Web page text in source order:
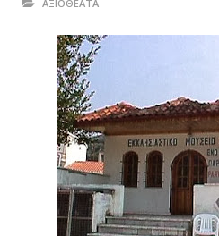
ΗΠΕΙΡΟΣ
ΠΡΕΒΕΖΑ
ΑΡΤΑ
ΙΩΑΝΝΙΝΑ
ΘΕΣΠΡΩΤΙΑ
ΙΟΝΙΑ ΝΗΣΙΑ
ΚΑΙ ΕΛΛΑΔΑ
ΑΞΙΟΘΕΑΤΑ